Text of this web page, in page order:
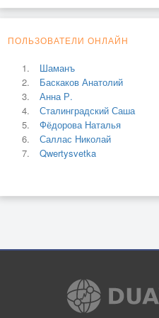
ПОЛЬЗОВАТЕЛИ ОНЛАЙН
Шаманъ
Баскаков Анатолий
Анна Р.
Сталинградский Саша
Фёдорова Наталья
Саллас Николай
Qwertysvetka